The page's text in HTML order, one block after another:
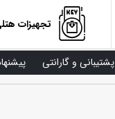
تجهیزات
پشتیبانی و گارانتی